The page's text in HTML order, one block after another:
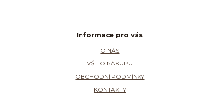
Informace pro vás
O NÁS
VŠE O NÁKUPU
OBCHODNÍ PODMÍNKY
KONTAKTY